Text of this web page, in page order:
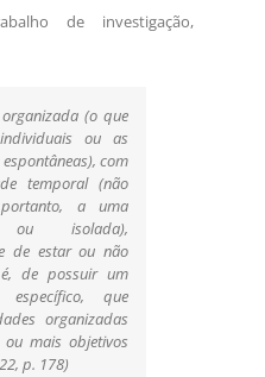
de investigação,
(o que
ou as
com
temporal (não
portanto, a uma
isolada),
de estar ou não
de possuir um
específico, que
organizadas
mais objetivos
p. 178)